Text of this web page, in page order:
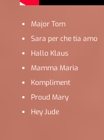
Major Tom
Sara per che tia amo
Hallo Klaus
Mamma Maria
Kompliment
Proud Mary
Hey Jude